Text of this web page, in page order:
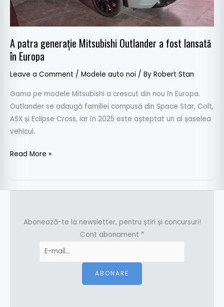
A patra generație Mitsubishi Outlander a fost lansată
în Europa
Leave a Comment / Modele auto noi / By Robert Stan
Gama pe modele Mitsubishi a crescut din nou în Europa.
Outlander se adaugă familiei compusă din Space Star, Colt,
ASX și Eclipse Cross, iar în 2025 este așteptat un al șaselea
vehicul.
lansată
Read More »
Abonează-te la newsletter, pentru știri și concursuri!
Cont abonament *
ABONARE